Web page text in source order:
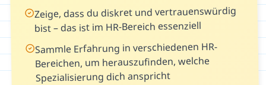
Zeige, dass du diskret und vertrauenswürdig
bist – das ist im HR-Bereich essenziell
Sammle Erfahrung in verschiedenen HR-
Bereichen, um herauszufinden, welche
Spezialisierung dich anspricht